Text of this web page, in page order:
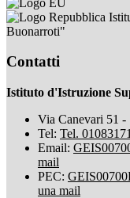
Buonarroti"
Contatti
Istituto d'Istruzione
Via Canevari 51
Tel: Tel.
Email:
mail
PEC:
una mail